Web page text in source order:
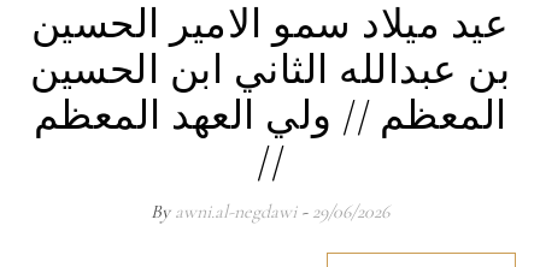
عيد ميلاد سمو الامير الحسين
بن عبدالله الثاني ابن الحسين
المعظم // ولي العهد المعظم
//
29/06/2026
- By
awni.al-negdawi